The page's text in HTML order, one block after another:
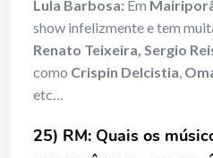
Lula Barbosa: Em
show infelizmente e tem
Renato Teixeira, Sergio
como Crispin Delcistia,
etc…
25) RM: Quais os